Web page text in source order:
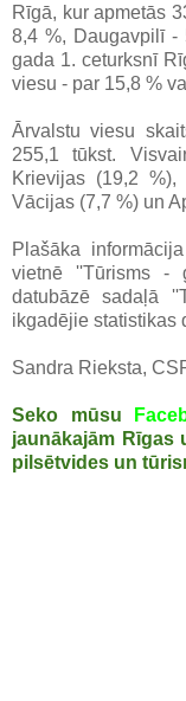
Rīgā, kur apmetās
8,4 %, Daugavpilī -
gada 1. ceturksnī
viesu - par 15,8 %
Ārvalstu viesu
255,1 tūkst.
Krievijas (19,2
Vācijas (7,7 %) un
Plašāka
vietnē ''Tūrisms -
datubāzē sadaļā
ikgadējie statistikas
Sandra Rieksta,
Seko mūsu
jaunākajām Rīgas
pilsētvides un